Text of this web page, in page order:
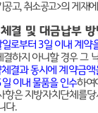
공고, 취소공고>의 게재
결 및 대금납부 방
로부터 3일 이내 계약
하지 아니할 경우 그
결과 동시에 계약금액
일 이내 물품을 인수하여
항은 지방자치단체를
다.